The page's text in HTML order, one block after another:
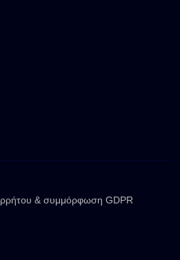
& συμμόρφωση GDPR